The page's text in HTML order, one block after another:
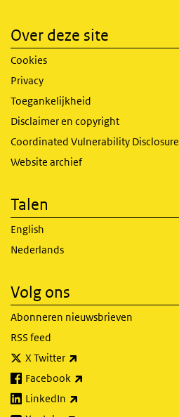
Over deze site
Cookies
Privacy
Toegankelijkheid
Disclaimer en copyright
Coordinated Vulnerability Disclosure
Website archief
Talen
English
Nederlands
Volg ons
Abonneren nieuwsbrieven
RSS feed
X Twitter
Facebook
LinkedIn